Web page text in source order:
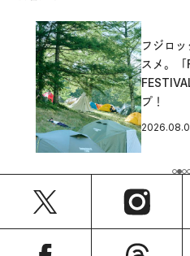
フジロ
スメ。
プ！